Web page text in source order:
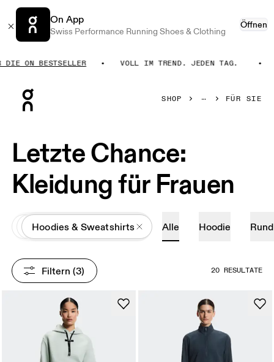
On App
Swiss Performance Running Shoes & Clothing
Öffnen
ON BESTSELLER VOLL IM TREND. JEDEN TAG.
SHOP FÜR SIE
Letzte Chance:
Kleidung für Frauen
AllKleidung
Hoodies & Sweatshirts Alle Hoodie
Filtern (3) 20 RESULTATE